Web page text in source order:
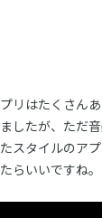
リはたくさんあ
したが、ただ
スタイルのア
らいいですね。